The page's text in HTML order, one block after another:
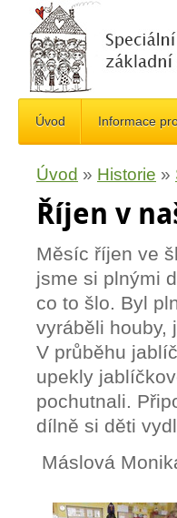
Úvod Informace
Úvod » Historie »
Říjen v
Měsíc říjen ve
jsme si plnými
co to šlo. Byl
vyráběli houby,
V průběhu
upekly
pochutnali.
dílně si děti
Máslová